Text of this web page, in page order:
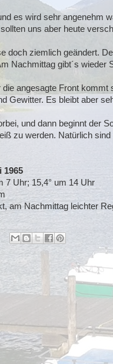
es wird sehr angenehm
uns aber heute
doch ziemlich geändert.
Nachmittag gibt´s wieder
angesagte Front kommt
Gewitter. Es bleibt aber
und dann beginnt der
zu werden. Natürlich
um 14 Uhr
leichter